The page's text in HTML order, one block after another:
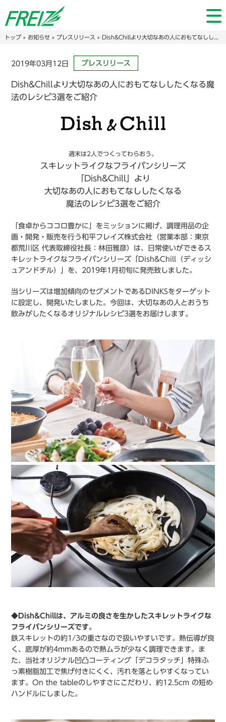
トップ» お知らせ» プレスリリース » Dish&Chillより大切なあの人におもてなししたくなる魔法のレシピ3選をご紹介
2019年03月12日 プレスリリース
Dish&Chillより大切なあの人におもてなししたくなる魔
法のレシピ3選をご紹介
週末は2人でつくってわらおう。
スキレットライクなフライパンシリーズ
「Dish&Chill」より
大切なあの人におもてなししたくなる
魔法のレシピ3選をご紹介
「食卓からココロ豊かに」をミッションに掲げ、調理用品の企
画・開発・販売を行う和平フレイズ株式会社（営業本部：東京
都荒川区 代表取締役社長：林田雅彦）は、日常使いができるス
キレットライクなフライパンシリーズ「Dish&Chill（ディッシ
ュアンドチル）」を、2019年1月初旬に発売致しました。
当シリーズは増加傾向のセグメントであるDINKSをターゲット
に設定し、開発いたしました。今回は、大切なあの人とおうち
飲みがしたくなるオリジナルレシピ3選をお届けします。
◆Dish&Chillは、アルミの良さを生かしたスキレットライクな
フライパンシリーズです。
鉄スキレットの約1/3の重さなので扱いやすいです。熱伝導が良
く、底厚が約4mmあるので熱ムラが少なく調理できます。ま
た、当社オリジナル凹凸コーティング「デコラタッチ」特殊ふ
っ素樹脂加工で焦げ付きにくく、汚れを落としやすくなってい
ます。On the tableのしやすさにこだわり、約12.5cm の短め
ハンドルにしました。